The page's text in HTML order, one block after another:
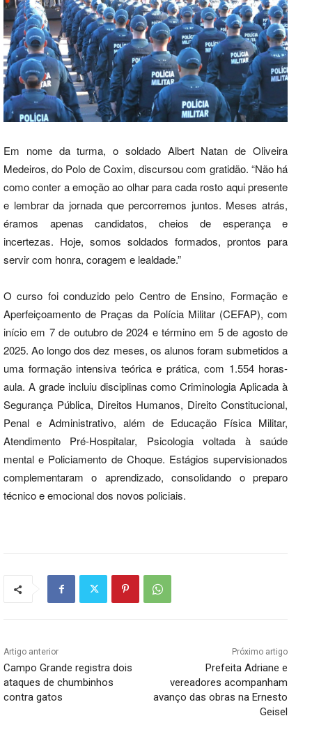
Em nome da turma, o soldado Albert Natan de Oliveira
Medeiros, do Polo de Coxim, discursou com gratidão. “Não há
como conter a emoção ao olhar para cada rosto aqui presente
e lembrar da jornada que percorremos juntos. Meses atrás,
éramos apenas candidatos, cheios de esperança e
incertezas. Hoje, somos soldados formados, prontos para
servir com honra, coragem e lealdade.”
O curso foi conduzido pelo Centro de Ensino, Formação e
Aperfeiçoamento de Praças da Polícia Militar (CEFAP), com
início em 7 de outubro de 2024 e término em 5 de agosto de
2025. Ao longo dos dez meses, os alunos foram submetidos a
uma formação intensiva teórica e prática, com 1.554 horas-
aula. A grade incluiu disciplinas como Criminologia Aplicada à
Segurança Pública, Direitos Humanos, Direito Constitucional,
Penal e Administrativo, além de Educação Física Militar,
Atendimento Pré-Hospitalar, Psicologia voltada à saúde
mental e Policiamento de Choque. Estágios supervisionados
complementaram o aprendizado, consolidando o preparo
técnico e emocional dos novos policiais.
Artigo anterior
Campo Grande registra dois
ataques de chumbinhos
contra gatos
Próximo artigo
Prefeita Adriane e
vereadores acompanham
avanço das obras na Ernesto
Geisel